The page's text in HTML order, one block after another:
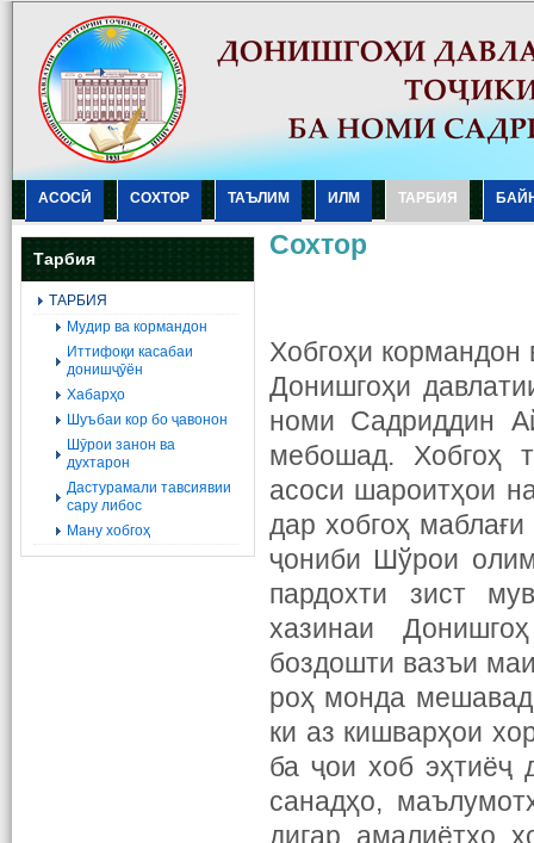
АСОСӢ СОХТОР ТАЪЛИМ ИЛМ ТАРБИЯ
Тарбия
ТАРБИЯ
Мудир ва кормандон
Иттифоқи касабаи
донишҷӯён
Хабарҳо
Шуъбаи кор бо ҷавонон
Шӯрои занон ва
духтарон
Дастурамали тавсиявии
сару либос
Ману хобгоҳ
Сохтор
Хобгоҳи
Донишгоҳи
номи Садриддин
мебошад. Хобгоҳ
асоси шароитҳои
дар хобгоҳ
ҷониби Шўрои
пардохти зист
хазинаи
боздошти вазъи
роҳ монда
ки аз кишварҳои
ба ҷои хоб эҳтиёҷ
санадҳо,
дигар амалиётҳо